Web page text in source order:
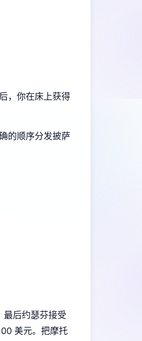
，你在床上获得
的顺序分发披萨
最后约瑟芬接受
美元。把摩托